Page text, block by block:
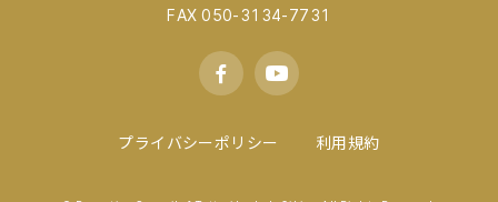
FAX 050-3134-7731
プライバシーポリシー 利用規約